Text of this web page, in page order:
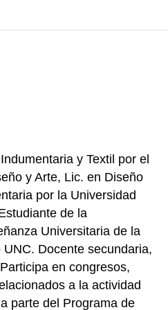
y Textil por el
y Arte, Lic. en Diseño
por la Universidad
de la
Universitaria de la
Docente secundaria,
en congresos,
a la actividad
parte del Programa de